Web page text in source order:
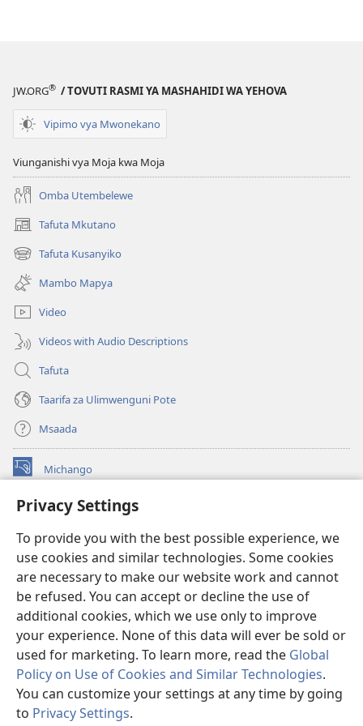
Privacy Settings
To provide you with the best possible experience, we
use cookies and similar technologies. Some cookies
are necessary to make our website work and cannot
be refused. You can accept or decline the use of
additional cookies, which we use only to improve
your experience. None of this data will ever be sold or
used for marketing. To learn more, read the Global
Policy on Use of Cookies and Similar Technologies.
You can customize your settings at any time by going
to Privacy Settings.
JW.ORG® / TOVUTI RASMI YA MASHAHIDI WA YEHOVA
Vipimo vya Mwonekano
Viunganishi vya Moja kwa Moja
Omba Utembelewe
Tafuta Mkutano
(opens
new
window)
Tafuta Kusanyiko
(opens
new
window)
Mambo Mapya
Video
Videos with Audio Descriptions
Tafuta
Taarifa za Ulimwenguni Pote
Msaada
Michango
(opens
window)Watchtower MAKTABA KWENYE MTANDAO™
new
window)JW Hub ®
(opens
new
window)
®
Watchtower Library
Copyright
© 2026 Watch Tower Bible and Tract Society of Pennsylvania.
MASHARTI YA MATUMIZI